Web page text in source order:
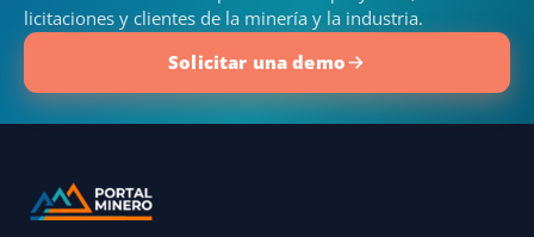
licitaciones y clientes de la minería y la industria.
Solicitar una demo